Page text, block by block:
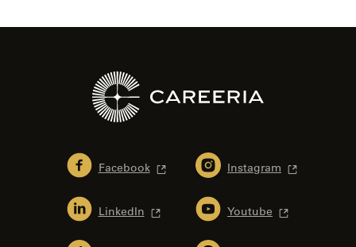
Facebook Instagram
LinkedIn Youtube